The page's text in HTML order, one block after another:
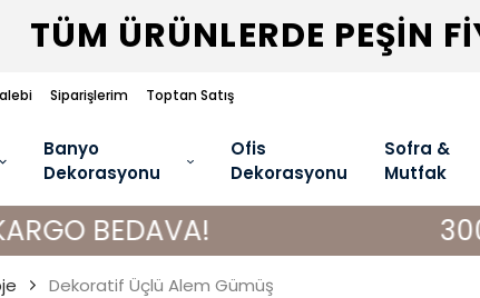
Siparişlerim Toptan Satış
TÜM ÜRÜNLERDE PEŞİN
Banyo
Dekorasyonu
Ofis
Dekorasyonu
Sofra &
Mutfak
3000 TL VE
Dekoratif Üçlü Alem Gümüş